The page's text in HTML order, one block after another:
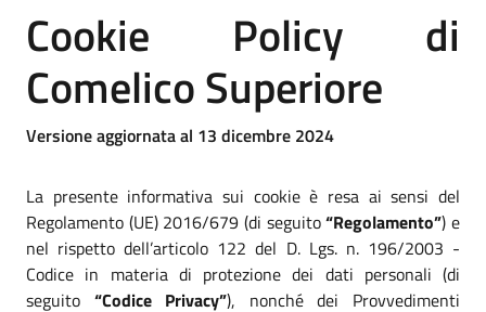
Cookie Policy di
Comelico Superiore
Versione aggiornata al 13 dicembre 2024
La presente informativa sui cookie è resa ai sensi del
Regolamento (UE) 2016/679 (di seguito“Regolamento”) e
nel rispetto dell’articolo 122 del D. Lgs. n. 196/2003 -
Codice in materia di protezione dei dati personali (di
seguito “Codice Privacy”), nonché dei Provvedimenti